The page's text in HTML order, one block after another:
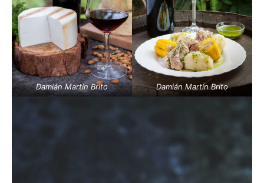
Damián Martín Brito Damián Martín Brito